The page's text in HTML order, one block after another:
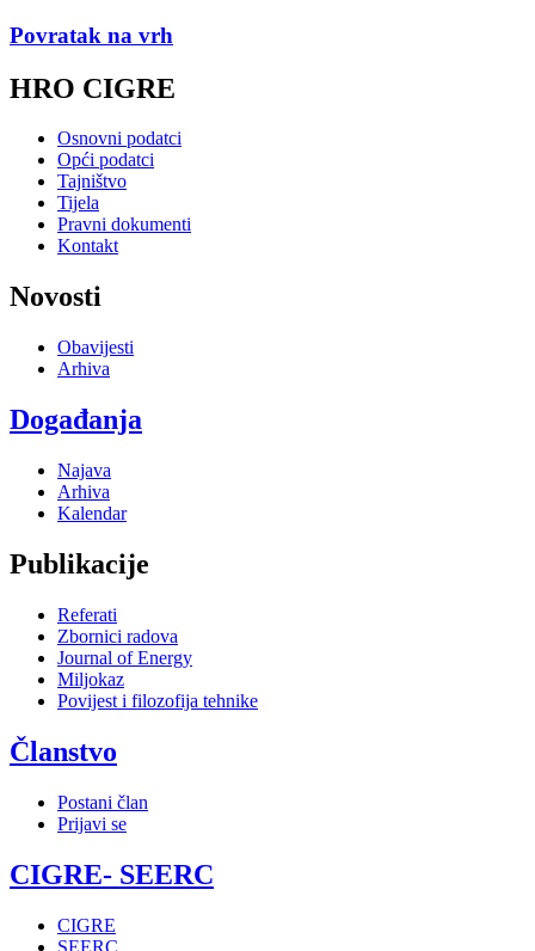
Povratak na vrh
HRO CIGRE
Osnovni podatci
Opći podatci
Tajništvo
Tijela
Pravni dokumenti
Kontakt
Novosti
Obavijesti
Arhiva
Događanja
Najava
Arhiva
Kalendar
Publikacije
Referati
Zbornici radova
Journal of Energy
Miljokaz
Povijest i filozofija tehnike
Članstvo
Postani član
Prijavi se
CIGRE- SEERC
CIGRE
SEERC